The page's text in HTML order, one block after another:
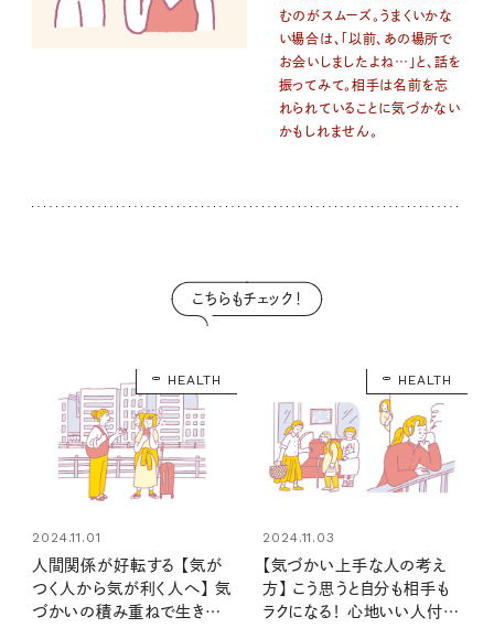
むのがスムーズ。うまくいかな
い場合は、「以前、あの場所で
お会いしましたよね…」と、話を
振ってみて。相手は名前を忘
れられていることに気づかない
かもしれません。
こちらもチェック！
HEALTH
2024.11.01
人間関係が好転する 【気が
つく人から気が利く人へ】 気
づかいの積み重ねで生きや
HEALTH
2024.11.03
【気づかい上手な人の考え
方】 こう思うと自分も相手も
ラクになる！ 心地いい人付き